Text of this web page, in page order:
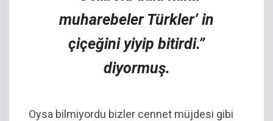
muharebeler Türkler’ in
çiçeğini yiyip bitirdi.”
diyormuş.
Oysa bilmiyordu bizler cennet müjdesi gibi